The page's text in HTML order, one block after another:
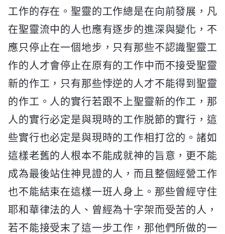
工作的存在。聖靈的工作總是在向前發展，凡
在聖靈流中的人也應有逐步的進深與變化，不
應只停止在一個地步，只有那些不認識聖靈工
作的人才會停止在原有的工作中而不接受聖靈
新的作工，只有那些悖逆的人才不能得到聖靈
的作工。人的實行若跟不上聖靈新的作工，那
人的實行必定是與現時的工作脱節的實行，這
些實行也必定是與現時的工作相打岔的。諸如
這樣老舊的人根本不能成就神的旨意，更不能
成為最後站住神見證的人，而且整個經營工作
也不能結束在這樣一班人身上。那些曾經守住
耶和華律法的人、曾經為十字架而受苦的人，
若不能接受末了這一步工作，那他們所做的一